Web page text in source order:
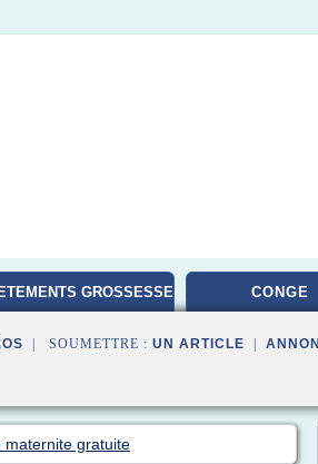
GROSSESSE CONGE
| SOUMETTRE : UN ARTICLE
maternite gratuite